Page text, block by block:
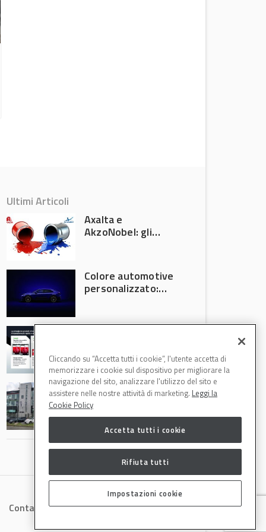
Ultimi Articoli
Axalta e
AkzoNobel: gli
Colore automotive
personalizzato:
diventa ingegneria
che riducono
consumi energetici,
tempi e costi in
carrozzeria
Il Gruppo Intergea
si rafforza in
Lombardia
Contatti Privacy Cookies
Cliccando su “Accetta tutti i cookie”, l'utente accetta di
memorizzare i cookie sul dispositivo per migliorare la
navigazione del sito, analizzare l'utilizzo del sito e
assistere nelle nostre attività di marketing. Leggi la
Cookie Policy
Accetta tutti i cookie
Rifiuta tutti
Impostazioni cookie